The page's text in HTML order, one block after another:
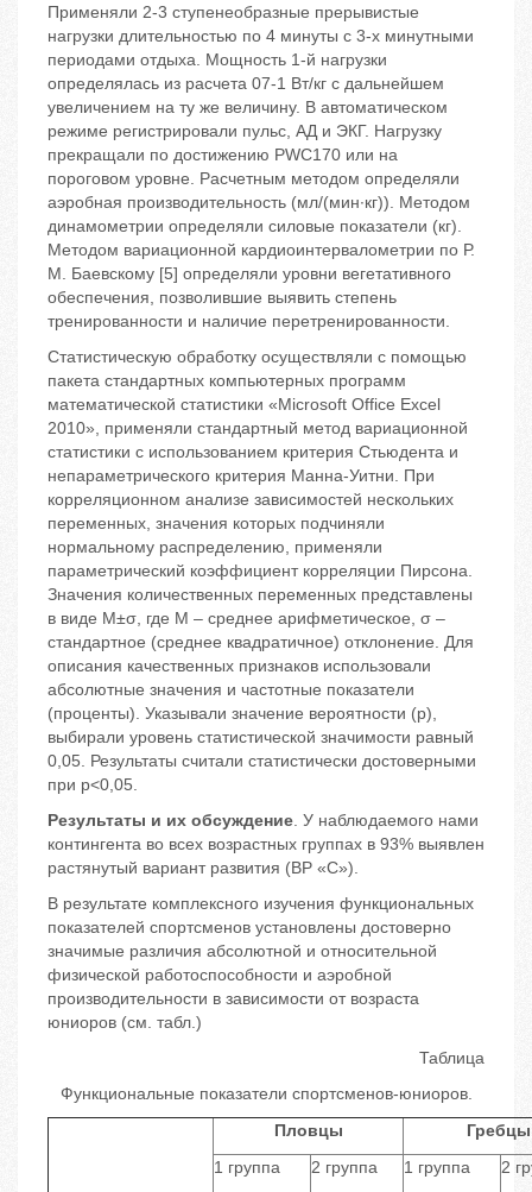
Применяли 2-3 ступенеобразные прерывистые
нагрузки длительностью по 4 минуты с 3-х минутными
периодами отдыха. Мощность 1-й нагрузки
определялась из расчета 07-1 Вт/кг с дальнейшем
увеличением на ту же величину. В автоматическом
режиме регистрировали пульс, АД и ЭКГ. Нагрузку
прекращали по достижению РWС170 или на
пороговом уровне. Расчетным методом определяли
аэробная производительность (мл/(мин∙кг)). Методом
динамометрии определяли силовые показатели (кг).
Методом вариационной кардиоинтервалометрии по Р.
М. Баевскому [5] определяли уровни вегетативного
обеспечения, позволившие выявить степень
тренированности и наличие перетренированности.
Статистическую обработку осуществляли с помощью
пакета стандартных компьютерных программ
математической статистики «Microsoft Office Excel
2010», применяли стандартный метод вариационной
статистики с использованием критерия Стьюдента и
непараметрического критерия Манна-Уитни. При
корреляционном анализе зависимостей нескольких
переменных, значения которых подчиняли
нормальному распределению, применяли
параметрический коэффициент корреляции Пирсона.
Значения количественных переменных представлены
в виде М±σ, где М – среднее арифметическое, σ –
стандартное (среднее квадратичное) отклонение. Для
описания качественных признаков использовали
абсолютные значения и частотные показатели
(проценты). Указывали значение вероятности (р),
выбирали уровень статистической значимости равный
0,05. Результаты считали статистически достоверными
при р<0,05.
Результаты и их обсуждение. У наблюдаемого нами
контингента во всех возрастных группах в 93% выявлен
растянутый вариант развития (ВР «С»).
В результате комплексного изучения функциональных
показателей спортсменов установлены достоверно
значимые различия абсолютной и относительной
физической работоспособности и аэробной
производительности в зависимости от возраста
юниоров (см. табл.)
Таблица
Функциональные показатели спортсменов-юниоров.
Пловцы
Гребцы
1 группа
2 группа
1 группа
2